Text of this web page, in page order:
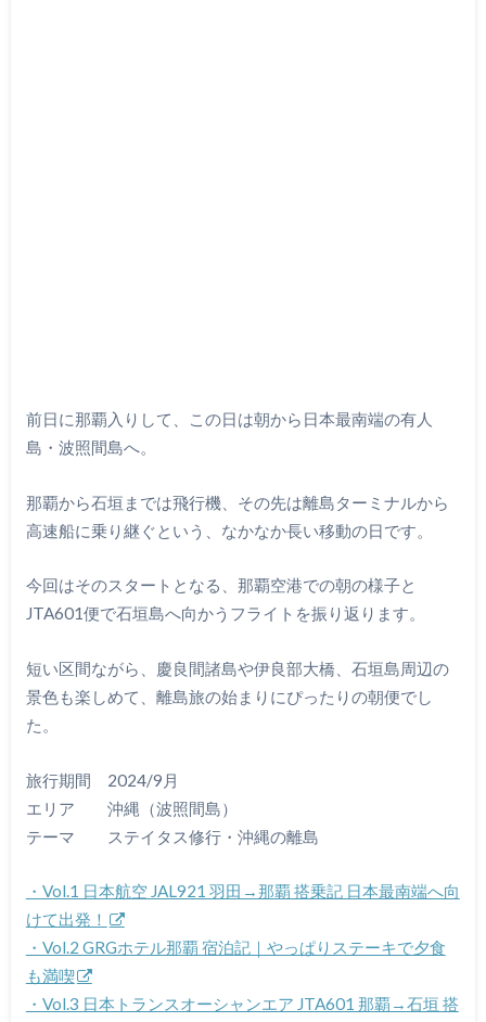
前日に那覇入りして、この日は朝から日本最南端の有人
島・波照間島へ。
那覇から石垣までは飛行機、その先は離島ターミナルから
高速船に乗り継ぐという、なかなか長い移動の日です。
今回はそのスタートとなる、那覇空港での朝の様子と
JTA601便で石垣島へ向かうフライトを振り返ります。
短い区間ながら、慶良間諸島や伊良部大橋、石垣島周辺の
景色も楽しめて、離島旅の始まりにぴったりの朝便でし
た。
旅行期間 2024/9月
エリア 沖縄（波照間島）
テーマ ステイタス修行・沖縄の離島
・Vol.1 日本航空 JAL921 羽田→那覇 搭乗記 日本最南端へ向
けて出発！
・Vol.2 GRGホテル那覇 宿泊記｜やっぱりステーキで夕食
も満喫
・Vol.3 日本トランスオーシャンエア JTA601 那覇→石垣 搭